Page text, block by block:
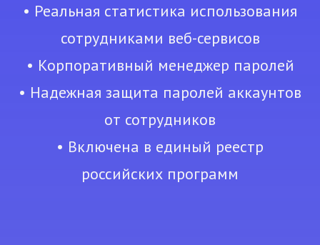
• Реальная статистика использования
сотрудниками веб-сервисов
• Корпоративный менеджер паролей
• Надежная защита паролей аккаунтов
от сотрудников
• Включена в единый реестр
российских программ